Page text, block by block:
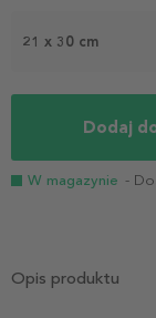
21 x 30 cm
Dodaj
W magazynie -
Opis produktu